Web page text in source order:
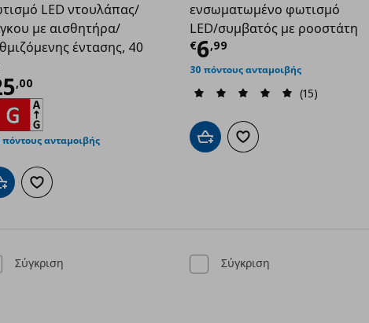
LED ντουλάπας/
με αισθητήρα/
έντασης, 40
,00 τιμή € 25,00
πόντους ανταμοιβής
στο καλάθι
Προσθήκη στα αγαπημένα
ενσωματωμένο φωτισμό
LED/συμβατός με ροοστάτη
€6,99
Τρέχουσα τιμή
30 πόντους ανταμοιβής
(15)
Προσθήκη στο καλάθι
Προσθήκη στα αγαπημένα
Σύγκριση Σύγκριση